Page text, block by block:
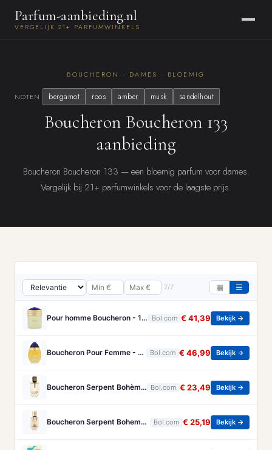
Parfum-aanbieding.nl
VERGELIJK 21+ PARFUMWINKELS
BOUCHERON · DAMES · BLOEMIG
NOTEN bergamot roos amber musk sandelhout
Boucheron Boucheron 133
aanbieding
Boucheron Boucheron 133 — een bloemig parfum voor dames.
Vergelijk bij 21+ parfumwinkels voor de laagste prijs.
7/7 ▦ ☰
Pour homme Boucheron - 100 ml - Eau de parfum Bol.com € 41,39 Bekijk →
Boucheron Pour Femme - 100ml - Eau de toilette Bol.com € 46,99 Bekijk →
Boucheron Serpent Bohème Eau de Parfum 50 ml Bol.com € 23,49 Bekijk →
Boucheron Serpent Boheme Eau de parfum spray 30 ml Bol.com € 25,19 Bekijk →